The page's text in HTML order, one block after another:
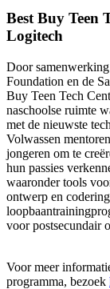
Best Buy Teen
Logitech
Door
Foundation en de
Buy Teen Tech
naschoolse ruimte
met de nieuwste
Volwassen
jongeren om te
hun passies
waaronder tools
ontwerp en
voor postsecundair
Voor meer
programma, bezoek